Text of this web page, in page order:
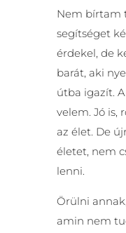
Nem bírtam
segítséget
érdekel, de
barát, aki
útba igazít.
velem. Jó is,
az élet. De
életet, nem
lenni.
Örülni
amin nem